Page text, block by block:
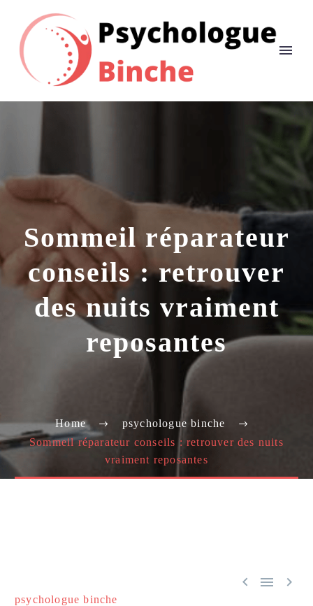
Sommeil réparateur
conseils : retrouver
des nuits vraiment
reposantes
Home
psychologue binche
Sommeil réparateur conseils : retrouver des nuits
vraiment reposantes
  
psychologue binche